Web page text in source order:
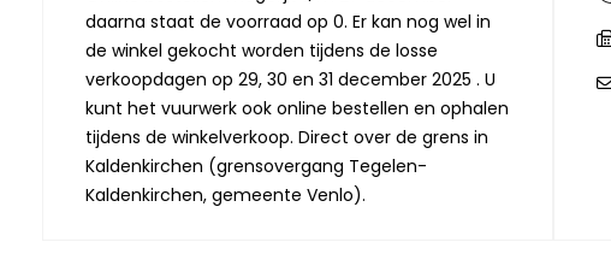
daarna staat de voorraad op 0. Er kan nog wel in
de winkel gekocht worden tijdens de losse
verkoopdagen op 29, 30 en 31 december 2025 . U
kunt het vuurwerk ook online bestellen en ophalen
tijdens de winkelverkoop. Direct over de grens in
Kaldenkirchen (grensovergang Tegelen-
Kaldenkirchen, gemeente Venlo).